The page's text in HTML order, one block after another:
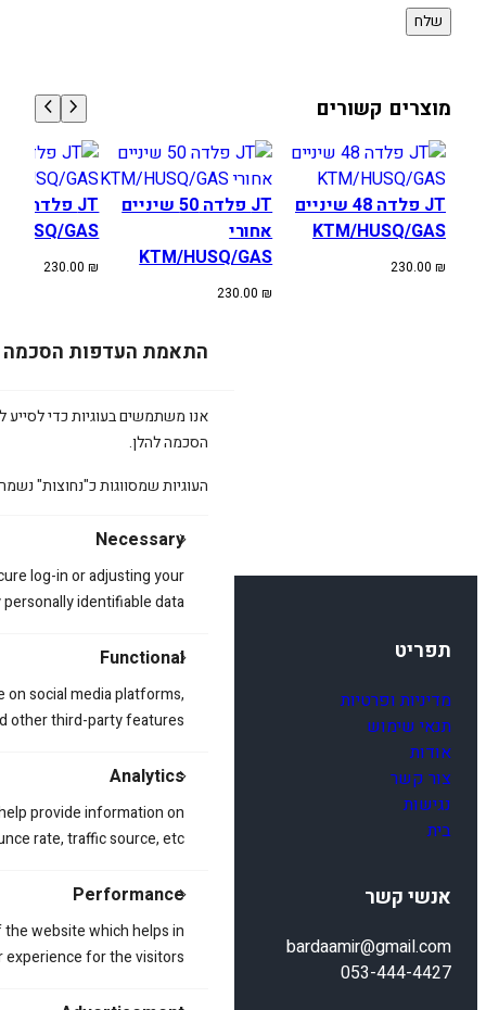
התאמת העדפות הסכמה
אנו משתמשים בעוגיות כדי לסייע
הסכמה להלן.
העוגיות שמסווגות כ"נחוצות"
Necessary
log-in or adjusting your
identifiable data.
Functional
social media platforms,
other third-party features.
Analytics
provide information on
rate, traffic source, etc.
Performance
website which helps in
for the visitors.
מוצרים קשורים
JT פלדה 48 שיניים
KTM/HUSQ/GAS
230.00 ₪
JT פלדה 50 שיניים
אחורי
KTM/HUSQ/GAS
230.00₪
HUSQ/GAS
230.00₪
תפריט
מדיניות ופרטיות
תנאי שימוש
אודות
צור קשר
נגישות
בית
אנשי קשר
bardaamir@gmail.com
053-444-4427